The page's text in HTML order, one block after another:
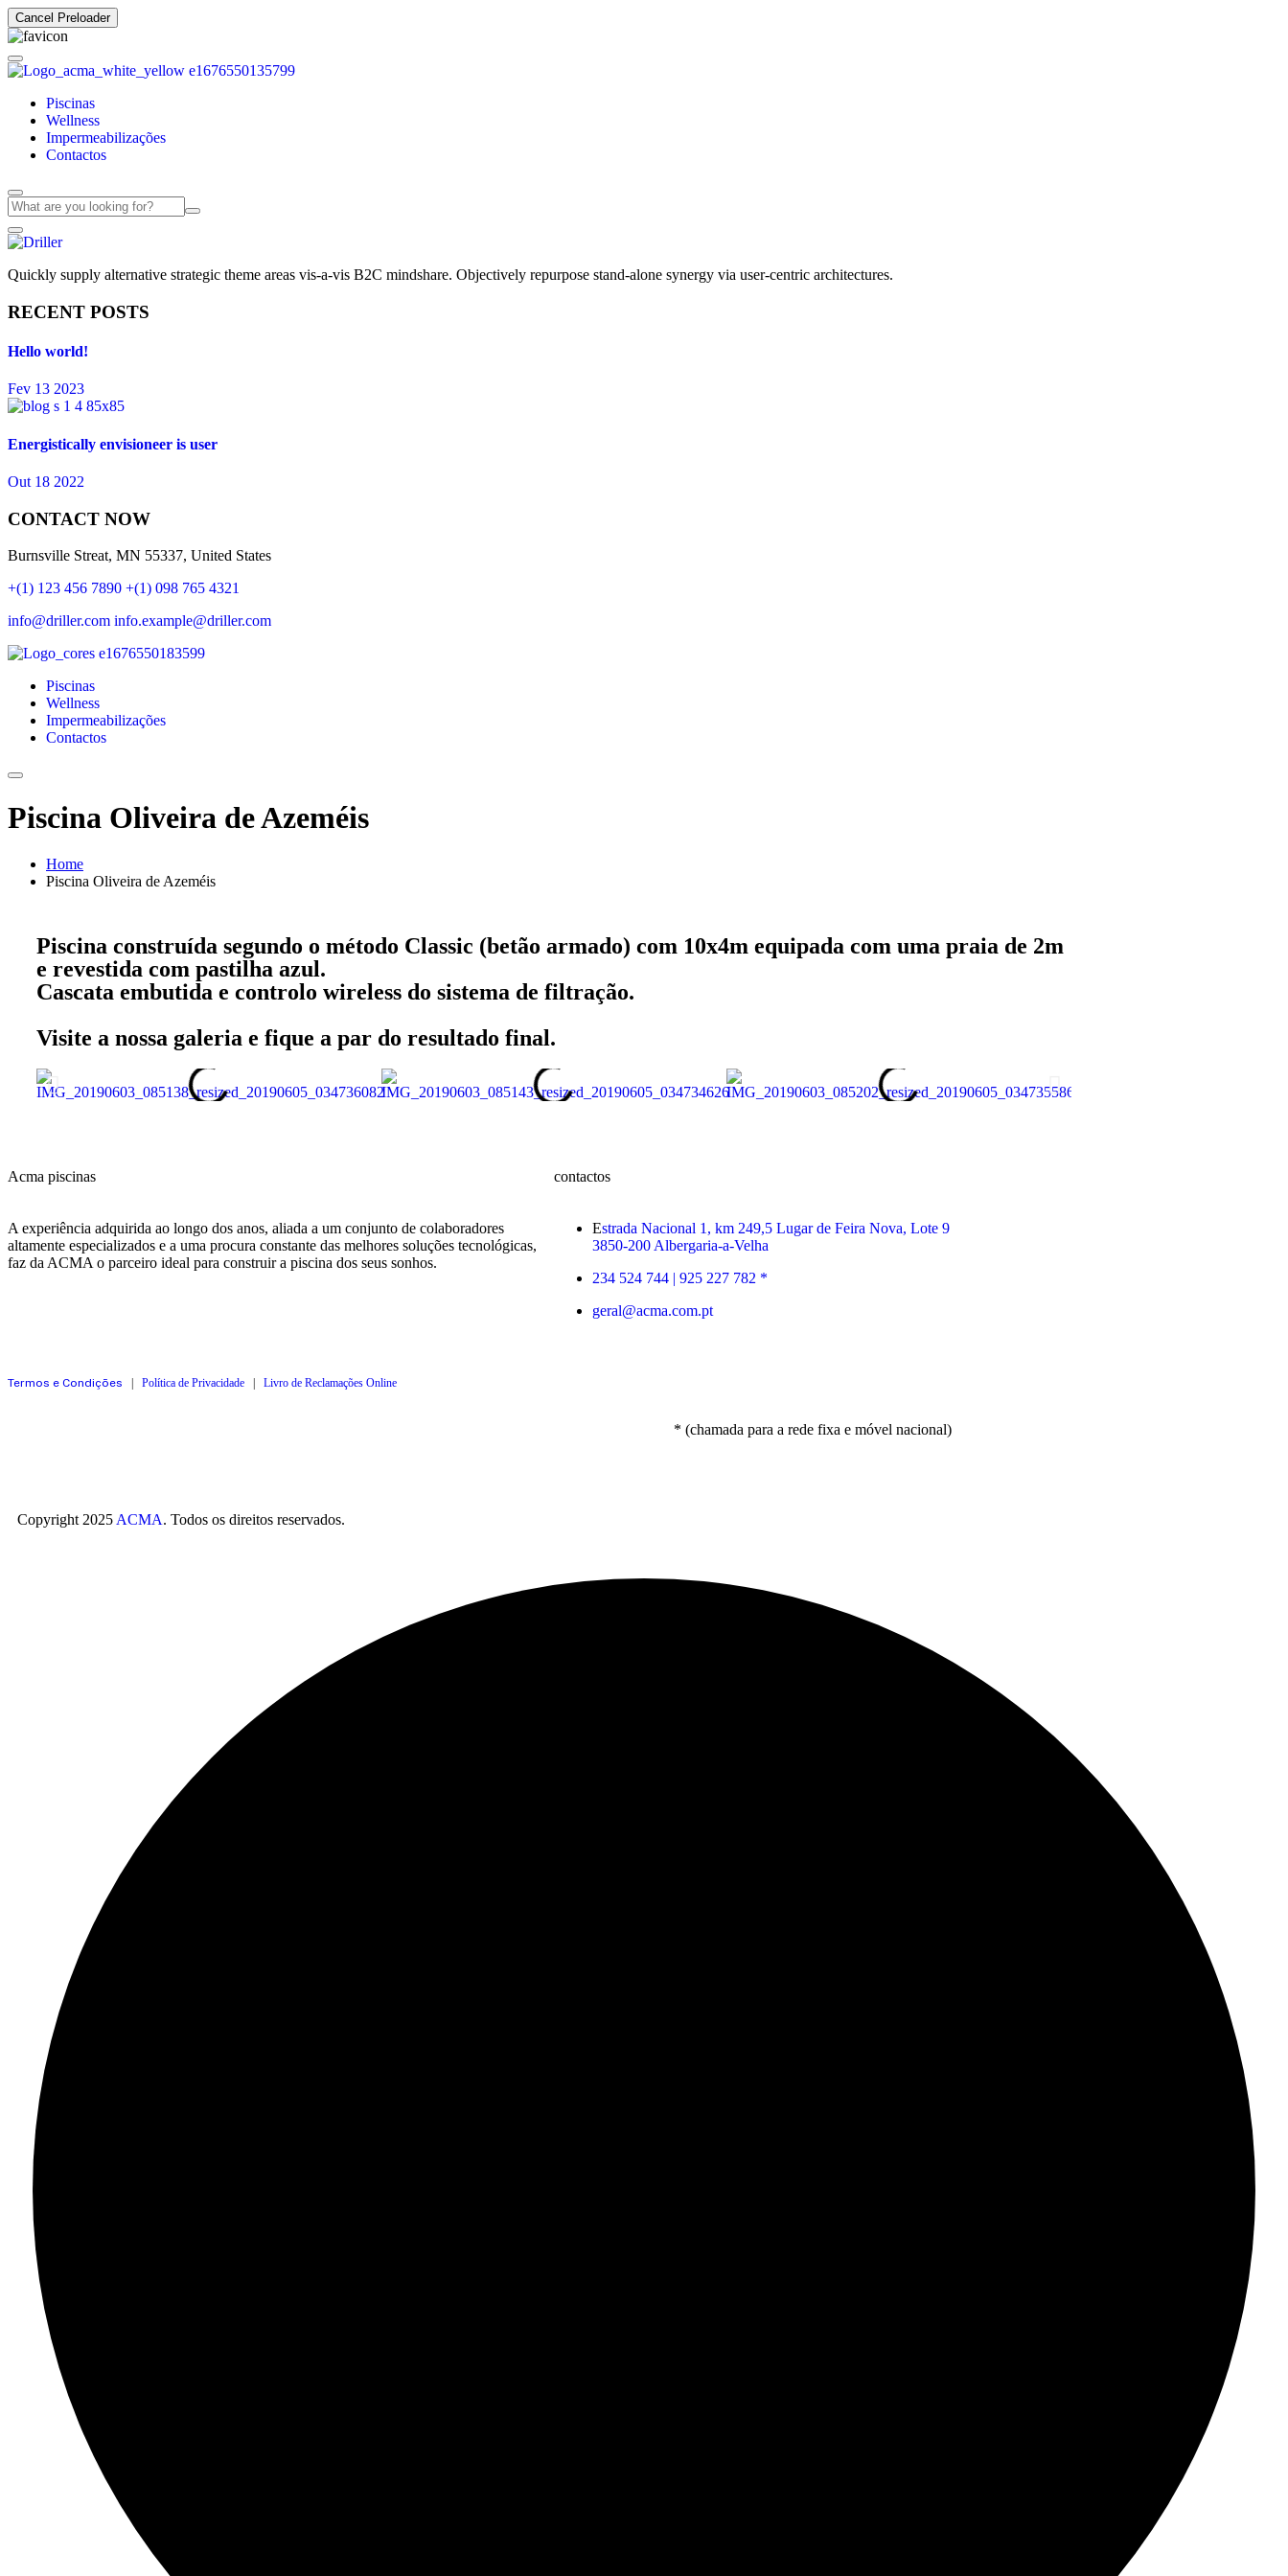
Cancel Preloader
Piscinas
Wellness
Impermeabilizações
Contactos
Quickly supply alternative strategic theme areas vis-a-vis B2C mindshare. Objectively repurpose stand-alone synergy via user-centric architectures.
RECENT POSTS
Hello world!
Fev 13 2023
Energistically envisioneer is user
Out 18 2022
CONTACT NOW
Burnsville Streat, MN 55337, United States
+(1) 123 456 7890 +(1) 098 765 4321
info@driller.com info.example@driller.com
Piscinas
Wellness
Impermeabilizações
Contactos
Piscina Oliveira de Azeméis
Home
Piscina Oliveira de Azeméis
Piscina construída segundo o método Classic (betão armado) com 10x4m equipada com uma praia de 2m
e revestida com pastilha azul.
Cascata embutida e controlo wireless do sistema de filtração.
Visite a nossa galeria e fique a par do resultado final.
Acma piscinas
A experiência adquirida ao longo dos anos, aliada a um conjunto de colaboradores
altamente especializados e a uma procura constante das melhores soluções tecnológicas,
faz da ACMA o parceiro ideal para construir a piscina dos seus sonhos.
Termos e Condições Política de Privacidade Livro de Reclamações Online
contactos
Estrada Nacional 1, km 249,5 Lugar de Feira Nova, Lote 9
3850-200 Albergaria-a-Velha
234 524 744 | 925 227 782 *
geral@acma.com.pt
* (chamada para a rede fixa e móvel nacional)
Copyright 2025 ACMA. Todos os direitos reservados.